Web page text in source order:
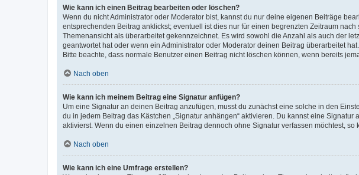
Wie kann ich einen Beitrag bearbeiten oder löschen?
Wenn du nicht Administrator oder Moderator bist, kannst du nur deine eigenen Beiträge
entsprechenden Beitrag anklickst; eventuell ist dies nur für einen begrenzten Zeitraum
Themenansicht als überarbeitet gekennzeichnet. Es wird sowohl die Anzahl als auch der
geantwortet hat oder wenn ein Administrator oder Moderator deinen Beitrag überarbeitet
Bitte beachte, dass normale Benutzer einen Beitrag nicht löschen können, wenn bereits
Nach oben
Wie kann ich meinem Beitrag eine Signatur anfügen?
Um eine Signatur an deinen Beitrag anzufügen, musst du zunächst eine solche in den
du in jedem Beitrag das Kästchen „Signatur anhängen“ aktivieren. Du kannst eine
aktivierst. Wenn du einen einzelnen Beitrag dennoch ohne Signatur verfassen möchtest,
Nach oben
Wie kann ich eine Umfrage erstellen?